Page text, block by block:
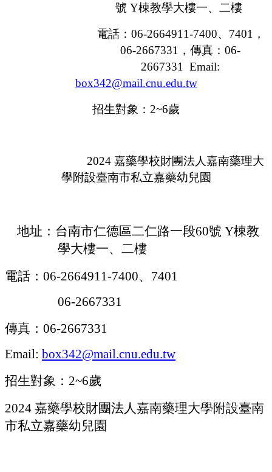
號 Y棟教學大樓一、二樓
電話： 06-2664911-7400、 7401 ，
06-2667331， 傳真： 06-
2667331 Email:
box342@mail.cnu.edu.tw
招生對象： 2~6歲
2024 嘉藥學校財團法人嘉南藥理大
學附設臺南市私立嘉藥幼兒園
地址：台南市仁德區二仁路一段60號 Y棟教
學大樓一、二樓
電話： 06-2664911-7400、 7401
06-2667331
傳真： 06-2667331
Email: box342@mail.cnu.edu.tw
招生對象： 2~6歲
2024 嘉藥學校財團法人嘉南藥理大學附設臺南
市私立嘉藥幼兒園